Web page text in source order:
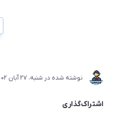
نوشته شده در شنبه، 27 آبان 02
اشتراک‌گذاری